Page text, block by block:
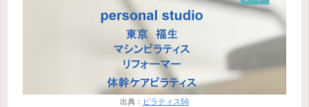
出典： ピラティス56